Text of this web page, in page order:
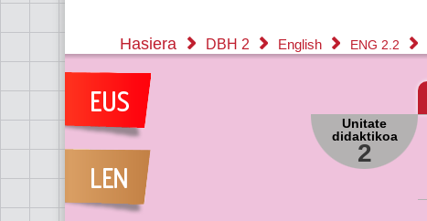
Hasiera DBH 2 English ENG 2.2
Unitate
didaktikoa
2